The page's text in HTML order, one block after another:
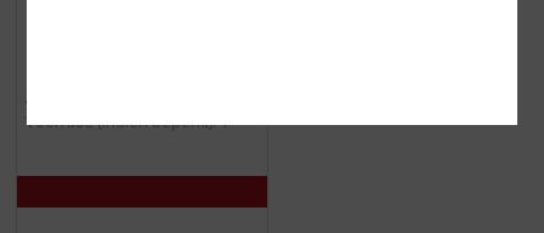
Apricot Brandy
Voorraad (indien beperkt): 1